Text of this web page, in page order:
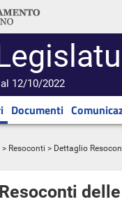
12/10/2022
Documenti
> Resoconti > Dettaglio
Resoconti